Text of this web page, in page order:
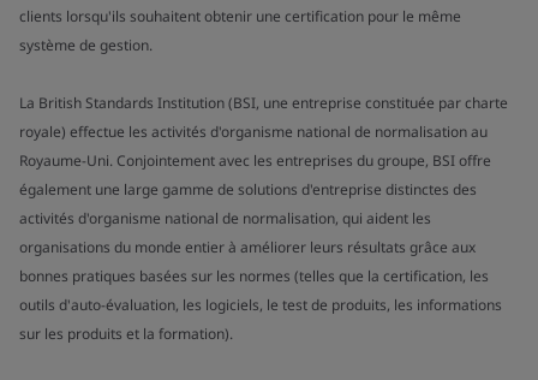
clients lorsqu'ils souhaitent obtenir une certification pour le même
système de gestion.
La British Standards Institution (BSI, une entreprise constituée par charte
royale) effectue les activités d'organisme national de normalisation au
Royaume-Uni. Conjointement avec les entreprises du groupe, BSI offre
également une large gamme de solutions d'entreprise distinctes des
activités d'organisme national de normalisation, qui aident les
organisations du monde entier à améliorer leurs résultats grâce aux
bonnes pratiques basées sur les normes (telles que la certification, les
outils d'auto-évaluation, les logiciels, le test de produits, les informations
sur les produits et la formation).